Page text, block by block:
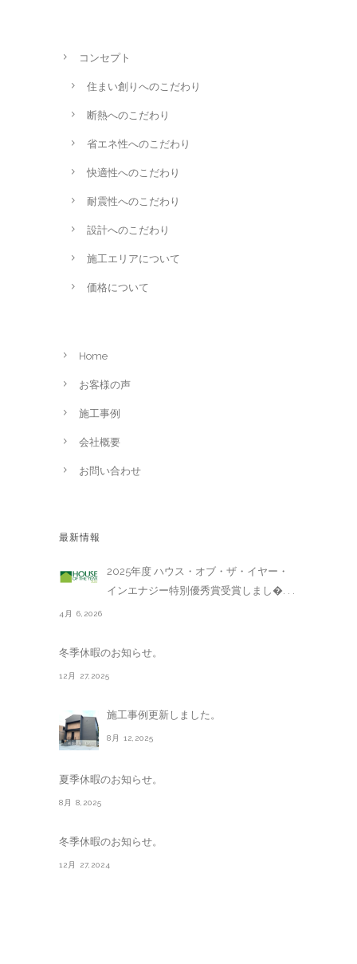
コンセプト
住まい創りへのこだわり
断熱へのこだわり
省エネ性へのこだわり
快適性へのこだわり
耐震性へのこだわり
設計へのこだわり
施工エリアについて
価格について
Home
お客様の声
施工事例
会社概要
お問い合わせ
最新情報
2025年度 ハウス・オブ・ザ・イヤー・
インエナジー特別優秀賞受賞しまし�. . .
4月 6,2026
冬季休暇のお知らせ。
12月 27,2025
施工事例更新しました。
8月 12,2025
夏季休暇のお知らせ。
8月 8,2025
冬季休暇のお知らせ。
12月 27,2024